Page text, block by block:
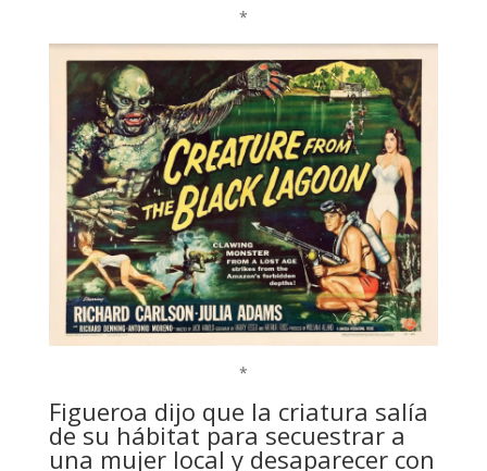
*
*
Figueroa dijo que la criatura salía
de su hábitat para secuestrar a
una mujer local y desaparecer con